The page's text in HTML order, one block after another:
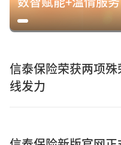
信泰保险荣获两项
线发力